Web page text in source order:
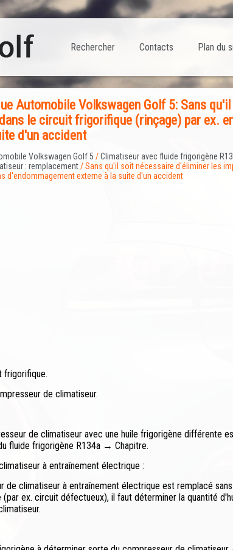
Plan du
Contacts
Rechercher
Automobile Volkswagen Golf 5: Sans
le circuit frigorifique (rinçage) par ex.
d'un accident
Volkswagen Golf 5 /Climatiseur avec fluide frigorigène
: remplacement/ Sans qu'il soit nécessaire d'éliminer les
d'endommagement externe à la suite d'un accident
frigorifique.
de climatiseur.
de climatiseur avec une huile frigorigène différente
fluide frigorigène R134a → Chapitre.
à entraînement électrique :
de climatiseur à entraînement électrique est remplacé
(par ex. circuit défectueux), il faut déterminer la quantité